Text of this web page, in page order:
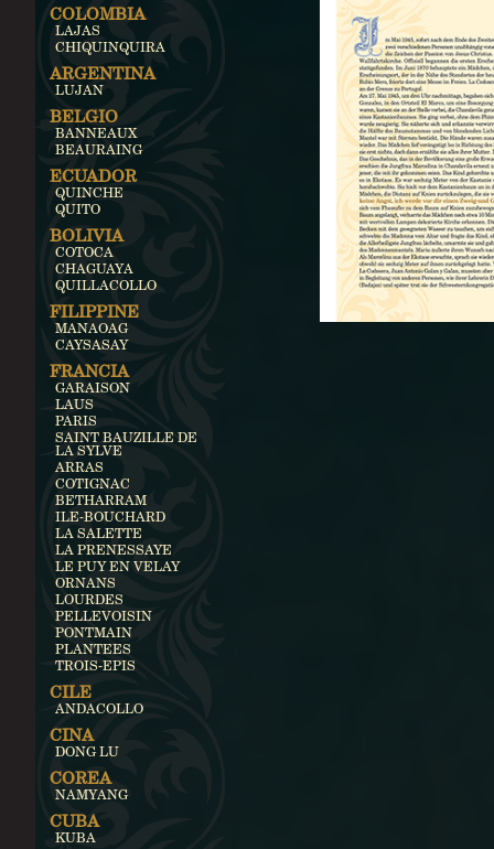
COLOMBIA
LAJAS
CHIQUINQUIRA
ARGENTINA
LUJAN
BELGIO
BANNEAUX
BEAURAING
ECUADOR
QUINCHE
QUITO
BOLIVIA
COTOCA
CHAGUAYA
QUILLACOLLO
FILIPPINE
MANAOAG
CAYSASAY
FRANCIA
GARAISON
LAUS
PARIS
SAINT BAUZILLE DE
LA SYLVE
ARRAS
COTIGNAC
BETHARRAM
ILE-BOUCHARD
LA SALETTE
LA PRENESSAYE
LE PUY EN VELAY
ORNANS
LOURDES
PELLEVOISIN
PONTMAIN
PLANTEES
TROIS-EPIS
CILE
ANDACOLLO
CINA
DONG LU
COREA
NAMYANG
CUBA
KUBA